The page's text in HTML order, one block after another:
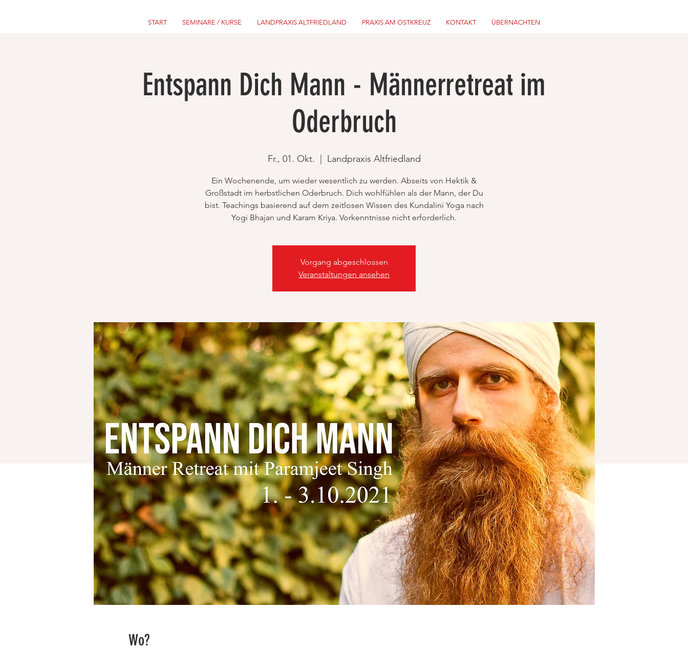
START SEMINARE / KURSE LANDPRAXIS ALTFRIEDLAND PRAXIS AM OSTKREUZ KONTAKT ÜBERNACHTEN
Entspann Dich Mann - Männerretreat im
Oderbruch
Fr., 01. Okt. Landpraxis Altfriedland
Ein Wochenende, um wieder wesentlich zu werden. Abseits von Hektik &
Großstadt im herbstlichen Oderbruch. Dich wohlfühlen als der Mann, der Du
bist. Teachings basierend auf dem zeitlosen Wissen des Kundalini Yoga nach
Yogi Bhajan und Karam Kriya. Vorkenntnisse nicht erforderlich.
Vorgang abgeschlossen
Veranstaltungen ansehen
Wo?